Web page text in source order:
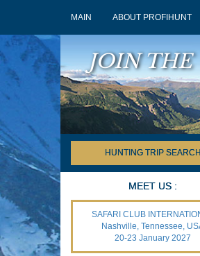
MAIN ABOUT PROFIHUNT
JOIN THE
HUNTING TRIP SEARCH
MEET US :
SAFARI CLUB
Nashville, Tennessee,
20-23 January 2027